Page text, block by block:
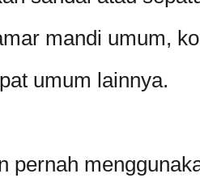
mandi umum,
umum lainnya.
pernah